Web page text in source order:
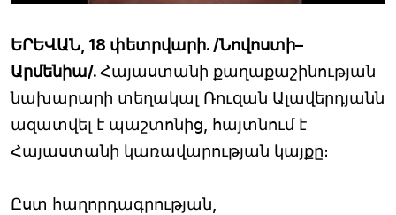
ԵՐԵՎԱՆ, 18 փետրվարի. /Նովոստի–
Արմենիա/.Հայաստանի քաղաքաշինության
նախարարի տեղակալ Ռուզան Ալավերդյանն
ազատվել է պաշտոնից, հայտնում է
Հայաստանի կառավարության կայքը։
Ըստ հաղորդագրության,